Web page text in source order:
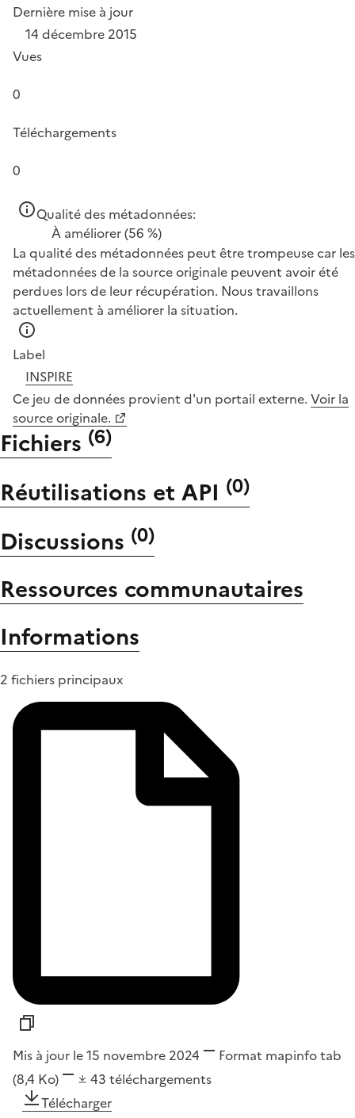
Dernière mise à jour
14 décembre 2015
Vues
0
Téléchargements
0
Qualité des métadonnées:
À améliorer(56 %)
La qualité des métadonnées peut être trompeuse car les
métadonnées de la source originale peuvent avoir été
perdues lors de leur récupération. Nous travaillons
actuellement à améliorer la situation.
Label
INSPIRE
Ce jeu de données provient d'un portail externe. Voir la
source originale.
Fichiers (6)
Réutilisations et API (0)
Discussions (0)
Ressources communautaires
Informations
2 fichiers principaux
Mis à jour le 15 novembre 2024 Format mapinfo tab
(8,4 Ko)
43 téléchargements
Télécharger